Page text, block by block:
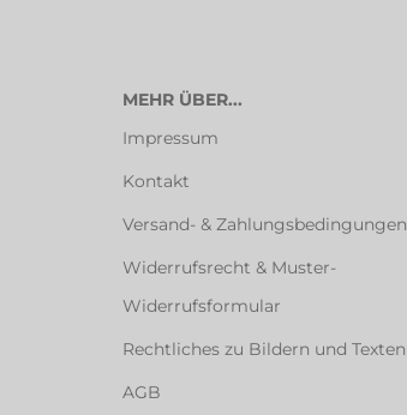
MEHR ÜBER...
Impressum
Kontakt
Versand- & Zahlungsbedingungen
Widerrufsrecht & Muster-
Widerrufsformular
Rechtliches zu Bildern und Texten
AGB